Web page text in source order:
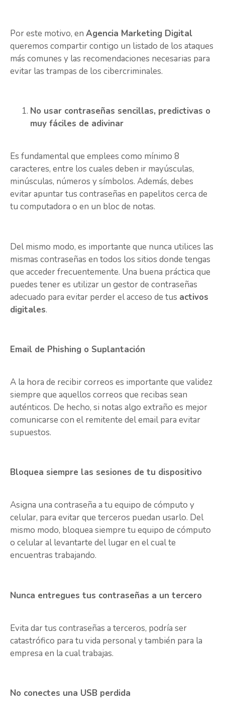
Por este motivo, en Agencia Marketing Digital
queremos compartir contigo un listado de los ataques
más comunes y las recomendaciones necesarias para
evitar las trampas de los cibercriminales.
No usar contraseñas sencillas, predictivas o
muy fáciles de adivinar
Es fundamental que emplees como mínimo 8
caracteres, entre los cuales deben ir mayúsculas,
minúsculas, números y símbolos. Además, debes
evitar apuntar tus contraseñas en papelitos cerca de
tu computadora o en un bloc de notas.
Del mismo modo, es importante que nunca utilices las
mismas contraseñas en todos los sitios donde tengas
que acceder frecuentemente. Una buena práctica que
puedes tener es utilizar un gestor de contraseñas
adecuado para evitar perder el acceso de tus activos
digitales.
Email de Phishing o Suplantación
A la hora de recibir correos es importante que validez
siempre que aquellos correos que recibas sean
auténticos. De hecho, si notas algo extraño es mejor
comunicarse con el remitente del email para evitar
supuestos.
Bloquea siempre las sesiones de tu dispositivo
Asigna una contraseña a tu equipo de cómputo y
celular, para evitar que terceros puedan usarlo. Del
mismo modo, bloquea siempre tu equipo de cómputo
o celular al levantarte del lugar en el cual te
encuentras trabajando.
Nunca entregues tus contraseñas a un tercero
Evita dar tus contraseñas a terceros, podría ser
catastrófico para tu vida personal y también para la
empresa en la cual trabajas.
No conectes una USB perdida